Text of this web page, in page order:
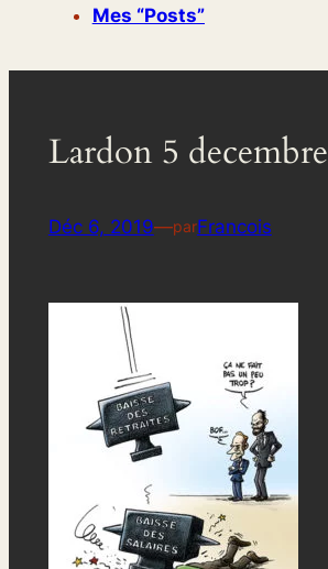
Mes “posts”
Lardon 5 decembre
Déc 6, 2019—parFrancois